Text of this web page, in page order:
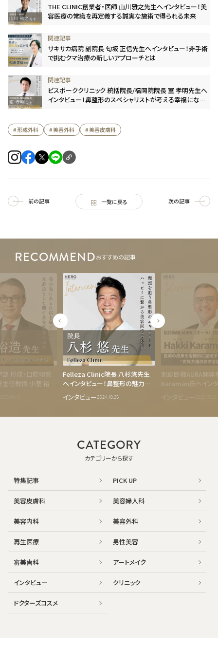
THE CLINIC創業者・医師 山川雅之先生へインタビュー！美
容医療の常識を再定義する誠実な施術で得られる未来
サキサカ病院 副院長 匂坂 正信先生へインタビュー！非手術
で挑むクマ治療の新しいアプローチとは
ビスポーククリニック 統括院長/福岡院院長 室 孝明先生へ
インタビュー！鼻整形のスペシャリストが考える幸福になる
# 形成外科 # 美容外科 # 美容皮膚科
前の記事 一覧に戻る 次の記事
RECOMMENDおすすめの記事
形成・口腔顎顔
任教授 小室 裕造
Felleza Clinic院長 八杉悠先生
へインタビュー！鼻整形の魅力と
美容医療業界への想いに迫る
インタビュー2024.10.25
肌診断機AURA開
Karaman氏へインタ
術で美容医療に納
インタビュー
CATEGORY
カテゴリーから探す
特集記事 PICK UP
美容皮膚科 美容婦人科
美容内科 美容外科
再生医療 男性美容
審美歯科 アートメイク
インタビュー クリニック
ドクターズコスメ